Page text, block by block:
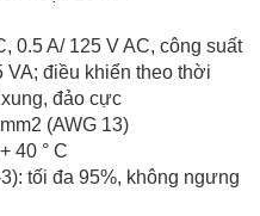
0.5 A/ 125 V AC, công suất
VA; điều khiển theo thời
đảo cực
(AWG 13)
40 ° C
tối đa 95%, không ngưng